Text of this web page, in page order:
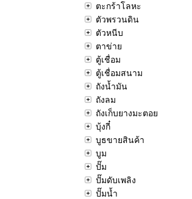
ตะกร้าโลหะ
ตัวพรวนดิน
ตัวหนีบ
ตาข่าย
ตู้เชื่อม
ตู้เชื่อมสนาม
ถังน้ำมัน
ถังลม
ถังเก็บยางมะตอย
บุ้งกี๋
บูธขายสินค้า
บูม
ปั๊ม
ปั๊มดับเพลิง
ปั๊มน้ำ